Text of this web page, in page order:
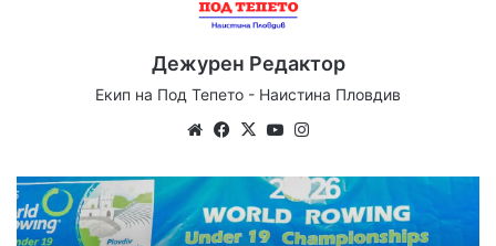
Дежурен Редактор
Екип на Под Тепето - Наистина Пловдив
We
te
Fa
bo
ok
X
Yo
ub
e
ra
m